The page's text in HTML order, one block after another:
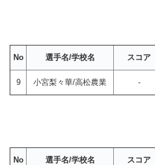
No 選手名/学校名 スコア
9 小宮梨々華/高松農業 -
No 選手名/学校名 スコア